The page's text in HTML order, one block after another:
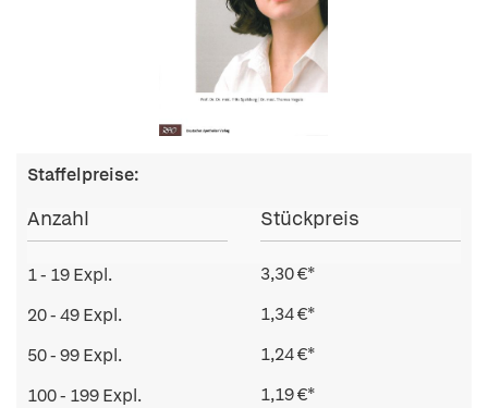
Staffelpreise:
Anzahl Stückpreis
1 - 19 Expl.
3,30 €*
20 - 49 Expl.
1,34 €*
50 - 99 Expl.
1,24 €*
100 - 199 Expl.
1,19 €*